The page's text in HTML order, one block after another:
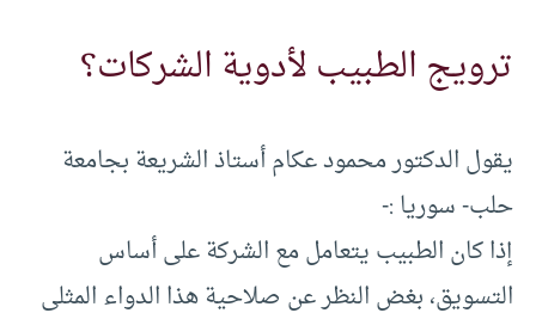
ترويج الطبيب لأدوية الشركات؟
يقول الدكتور محمود عكام أستاذ الشريعة بجامعة
حلب- سوريا :-
إذا كان الطبيب يتعامل مع الشركة على أساس
التسويق، بغض النظر عن صلاحية هذا الدواء المثلى